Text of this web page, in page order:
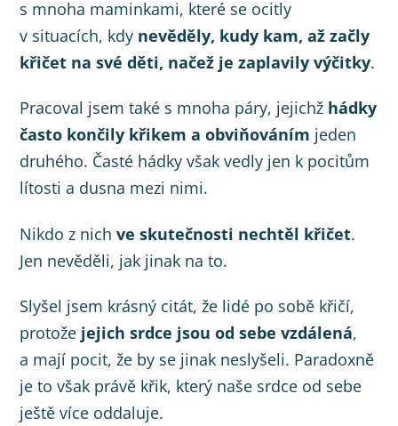
s mnoha maminkami, které se ocitly
v situacích, kdy nevěděly, kudy kam, až začly
křičet na své děti, načež je zaplavily výčitky.
Pracoval jsem také s mnoha páry, jejichž hádky
často končily křikem a obviňováním jeden
druhého. Časté hádky však vedly jen k pocitům
lítosti a dusna mezi nimi.
Nikdo z nichve skutečnosti nechtěl křičet.
Jen nevěděli, jak jinak na to.
Slyšel jsem krásný citát, že lidé po sobě křičí,
protože jejich srdce jsou od sebe vzdálená,
a mají pocit, že by se jinak neslyšeli. Paradoxně
je to však právě křik, který naše srdce od sebe
ještě více oddaluje.